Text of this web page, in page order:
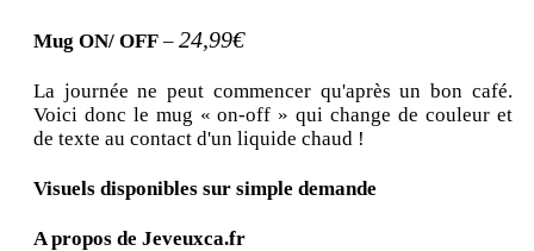
Mug ON/ OFF – 24,99€
La journée ne peut commencer qu'après un bon café.
Voici donc le mug « on-off » qui change de couleur et
de texte au contact d'un liquide chaud !
Visuels disponibles sur simple demande
A propos de Jeveuxca.fr